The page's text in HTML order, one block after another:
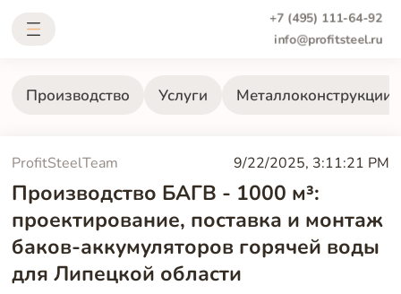
+7 (495) 111-64-92
info@profitsteel.ru
Производство Услуги Металлоконструкции
ProfitSteelTeam 9/22/2025, 3:11:21 PM
Производство БАГВ - 1000 м³:
проектирование, поставка и монтаж
баков-аккумуляторов горячей воды
для Липецкой области